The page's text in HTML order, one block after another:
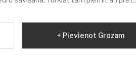
Pievienot Grozam